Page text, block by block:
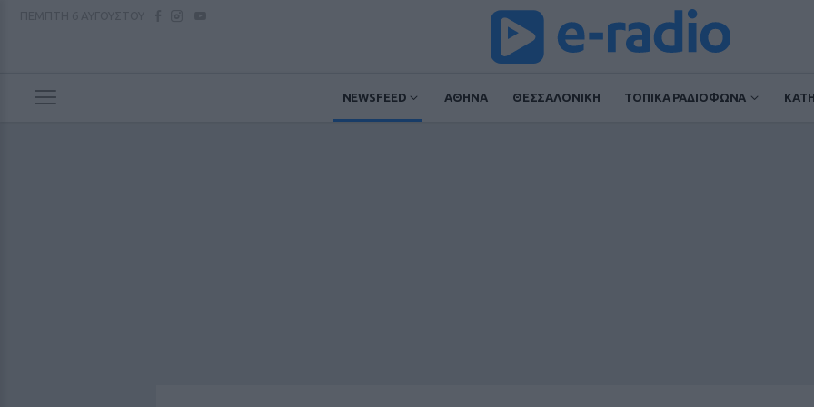
NEWSFEED ΑΘΗΝΑ ΘΕΣΣΑΛΟΝΙΚΗ ΤΟΠΙΚΑ ΡΑΔΙΟΦΩΝΑ